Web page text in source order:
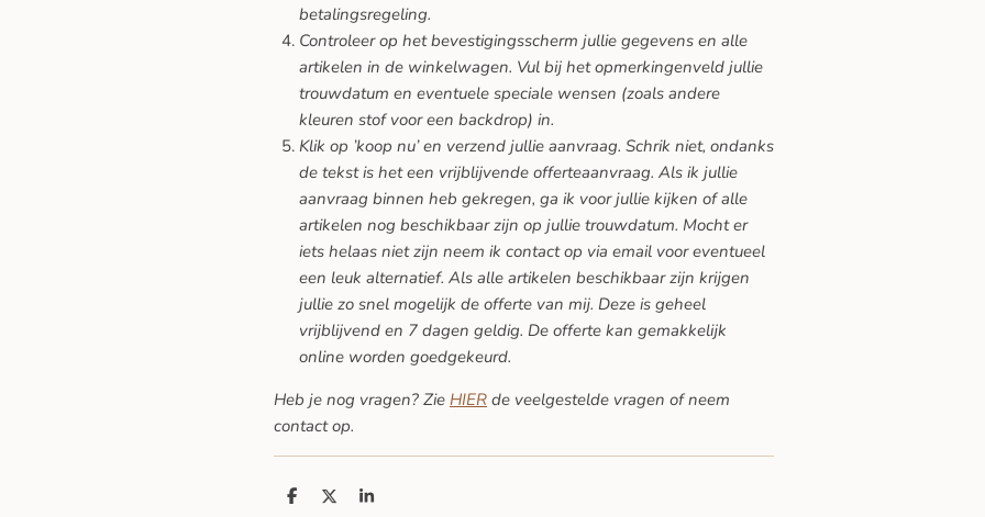
betalingsregeling.
Controleer op het bevestigingsscherm jullie gegevens en alle
artikelen in de winkelwagen. Vul bij het opmerkingenveld jullie
trouwdatum en eventuele speciale wensen (zoals andere
kleuren stof voor een backdrop) in.
Klik op ’koop nu’ en verzend jullie aanvraag. Schrik niet, ondanks
de tekst is het een vrijblijvende offerteaanvraag. Als ik jullie
aanvraag binnen heb gekregen, ga ik voor jullie kijken of alle
artikelen nog beschikbaar zijn op jullie trouwdatum. Mocht er
iets helaas niet zijn neem ik contact op via email voor eventueel
een leuk alternatief. Als alle artikelen beschikbaar zijn krijgen
jullie zo snel mogelijk de offerte van mij. Deze is geheel
vrijblijvend en 7 dagen geldig. De offerte kan gemakkelijk
online worden goedgekeurd.
Heb je nog vragen? Zie HIER de veelgestelde vragen of neem
contact op.
D
D
S